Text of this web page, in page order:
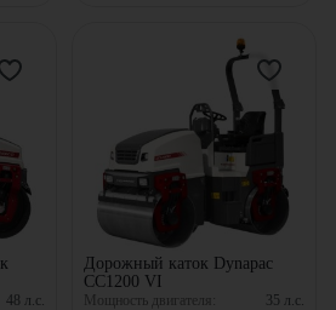
48 л.с.
Дорожный каток Dynapac
CC1200 VI
Мощность двигателя: 35 л.с.